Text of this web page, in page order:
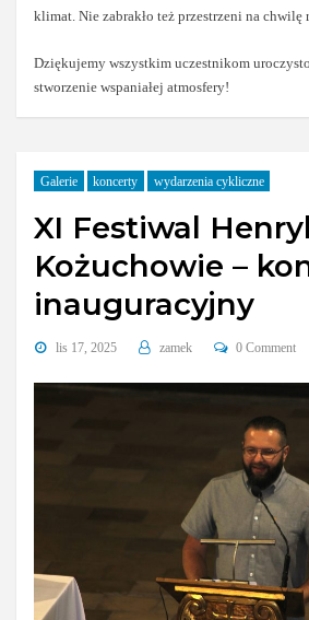
klimat. Nie zabrakło też przestrzeni na chwilę
Dziękujemy wszystkim uczestnikom
stworzenie wspaniałej atmosfery!
Galerie koncerty wydarzenia cykliczne
XI Festiwal
Kożuchowie –
inauguracyjny
lis 17, 2025 zamek 0 Comment